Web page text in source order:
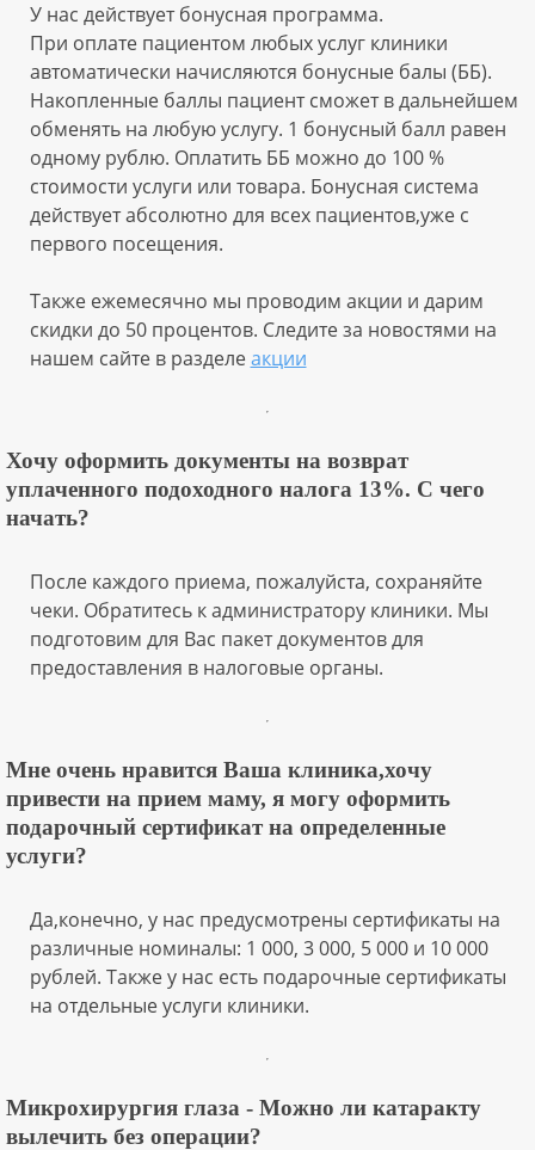
У нас действует бонусная программа.
При оплате пациентом любых услуг клиники
автоматически начисляются бонусные балы (ББ).
Накопленные баллы пациент сможет в дальнейшем
обменять на любую услугу. 1 бонусный балл равен
одному рублю. Оплатить ББ можно до 100 %
стоимости услуги или товара. Бонусная система
действует абсолютно для всех пациентов,уже с
первого посещения.
Также ежемесячно мы проводим акции и дарим
скидки до 50 процентов. Следите за новостями на
нашем сайте в разделеакции
Хочу оформить документы на возврат
уплаченного подоходного налога 13%. С чего
начать?
После каждого приема, пожалуйста, сохраняйте
чеки. Обратитесь к администратору клиники. Мы
подготовим для Вас пакет документов для
предоставления в налоговые органы.
Мне очень нравится Ваша клиника,хочу
привести на прием маму, я могу оформить
подарочный сертификат на определенные
услуги?
Да,конечно, у нас предусмотрены сертификаты на
различные номиналы: 1 000, 3 000, 5 000 и 10 000
рублей. Также у нас есть подарочные сертификаты
на отдельные услуги клиники.
Микрохирургия глаза - Можно ли катаракту
вылечить без операции?